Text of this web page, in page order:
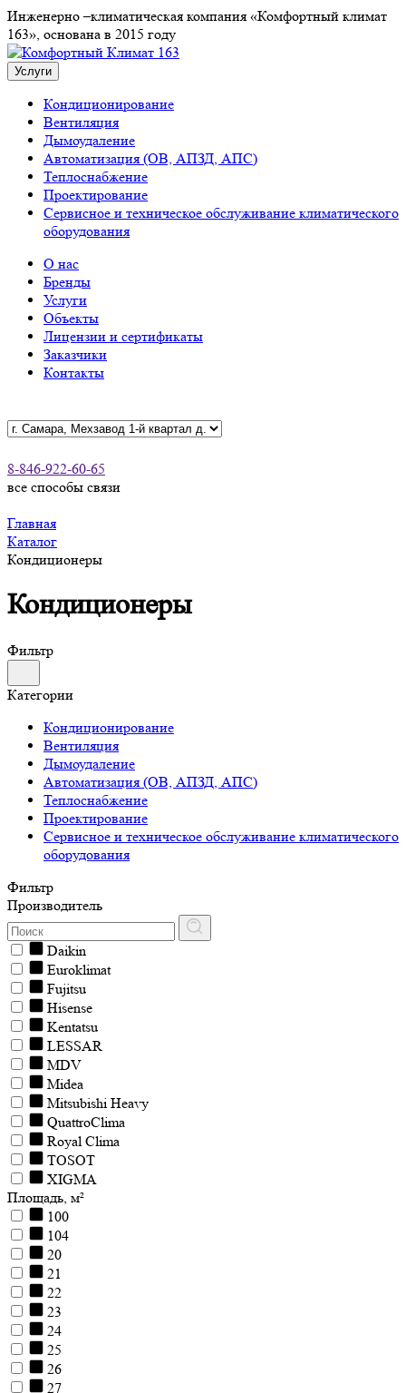
Инженерно –климатическая компания «Комфортный климат
163», основана в 2015 году
Услуги
Кондиционирование
Вентиляция
Дымоудаление
Автоматизация (ОВ, АПЗД, АПС)
Теплоснабжение
Проектирование
Сервисное и техническое обслуживание климатического
оборудования
О нас
Бренды
Услуги
Объекты
Лицензии и сертификаты
Заказчики
Контакты
8-846-922-60-65
все способы связи
Главная
Каталог
Кондиционеры
Кондиционеры
Фильтр
Категории
Кондиционирование
Вентиляция
Дымоудаление
Автоматизация (ОВ, АПЗД, АПС)
Теплоснабжение
Проектирование
Сервисное и техническое обслуживание климатического
оборудования
Фильтр
Производитель
Daikin
Euroklimat
Fujitsu
Hisense
Kentatsu
LESSAR
MDV
Midea
Mitsubishi Heavy
QuattroClima
Royal Clima
TOSOT
XIGMA
Площадь, м²
100
104
20
21
22
23
24
25
26
27